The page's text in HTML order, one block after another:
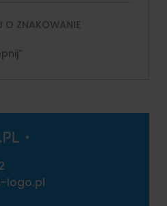
O ZNAKOWANIE
logo.pl